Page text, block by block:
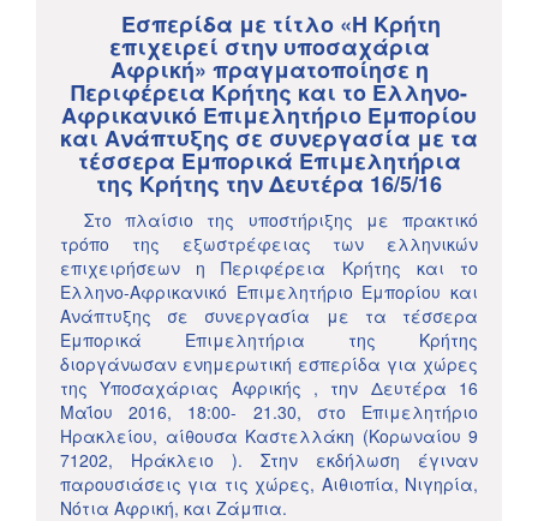
Εσπερίδα με τίτλο «Η Κρήτη
επιχειρεί στην υποσαχάρια
Αφρική» πραγματοποίησε η
Περιφέρεια Κρήτης και το Ελληνο-
Αφρικανικό Επιμελητήριο Εμπορίου
και Ανάπτυξης σε συνεργασία με τα
τέσσερα Εμπορικά Επιμελητήρια
της Κρήτης την Δευτέρα 16/5/16
Στο πλαίσιο της υποστήριξης με πρακτικό
τρόπο της εξωστρέφειας των ελληνικών
επιχειρήσεων η Περιφέρεια Κρήτης και το
Ελληνο-Αφρικανικό Επιμελητήριο Εμπορίου και
Ανάπτυξης σε συνεργασία με τα τέσσερα
Εμπορικά Επιμελητήρια της Κρήτης
διοργάνωσαν ενημερωτική εσπερίδα για χώρες
της Υποσαχάριας Αφρικής , την Δευτέρα 16
Μαΐου 2016, 18:00- 21.30, στο Επιμελητήριο
Ηρακλείου, αίθουσα Καστελλάκη (Κορωναίου 9
71202, Ηράκλειο ). Στην εκδήλωση έγιναν
παρουσιάσεις για τις χώρες, Αιθιοπία, Νιγηρία,
Νότια Αφρική, και Ζάμπια.